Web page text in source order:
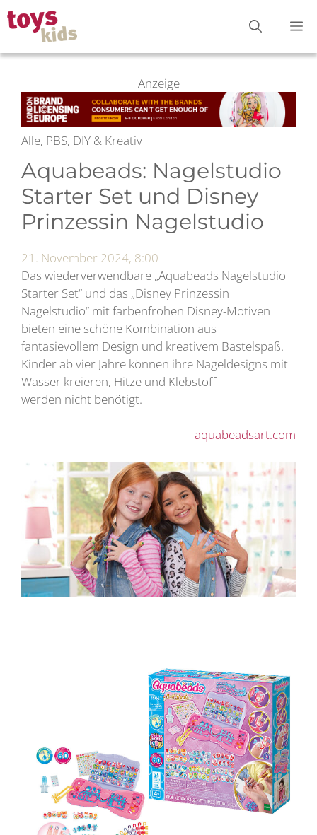
Zum
Inhalt
springen
Anzeige
Alle, PBS, DIY & Kreativ
Aquabeads: Nagelstudio
Starter Set und Disney
Prinzessin Nagelstudio
21. November 2024, 8:00
Das wiederverwendbare „Aquabeads Nagelstudio
Starter Set“ und das „Disney Prinzessin
Nagelstudio“ mit farbenfrohen Disney-Motiven
bieten eine schöne Kombination aus
fantasievollem Design und kreativem Bastelspaß.
Kinder ab vier Jahre können ihre Nageldesigns mit
Wasser kreieren, Hitze und Klebstoff
werden nicht benötigt.
aquabeadsart.com